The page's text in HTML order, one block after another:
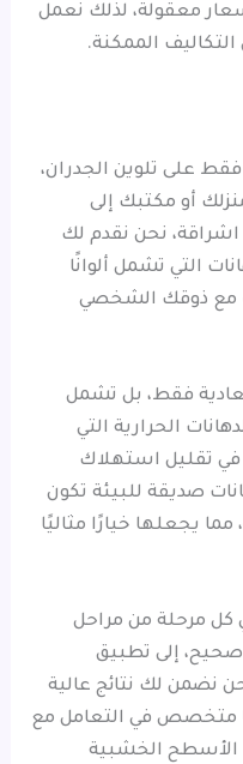
معقولة، لذلك نعمل
الممكنة.
على تلوين الجدران،
أو مكتبك إلى
نحن نقدم لك
التي تشمل ألوانًا
مع ذوقك الشخصي
فقط، بل تشمل
الحرارية التي
تقليل استهلاك
صديقة للبيئة تكون
مما يجعلها خيارًا مثاليًا
كل مرحلة من مراحل
إلى تطبيق
نضمن لك نتائج عالية
متخصص في التعامل مع
الأسطح الخشبية